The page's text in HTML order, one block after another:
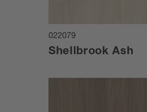
022079
Shellbrook Ash